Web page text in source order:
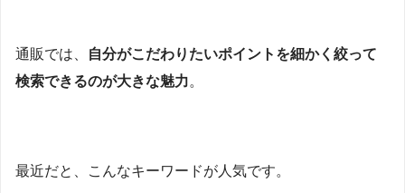
通販では、
自分がこだわりたいポイントを細かく絞って
検索できるのが大きな魅力。
最近だと、こんなキーワードが人気です。